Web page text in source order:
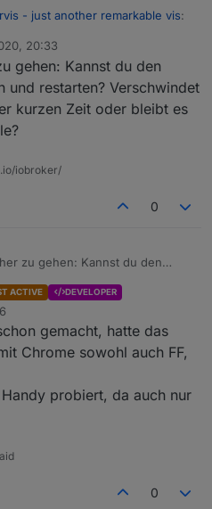
- just another remarkable vis:
mit dran, jedoch Fehler siehe
20:33
gehen: Kannst du den
und restarten? Verschwindet
kurzen Zeit oder bleibt es
iobroker/
0
zu gehen: Kannst du den
einer kurzen Zeit oder bleibt
ACTIVE DEVELOPER
gemacht, hatte das
Chrome sowohl auch FF,
probiert, da auch nur
0